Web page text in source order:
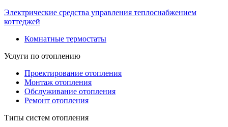
Электрические средства управления теплоснабжением
коттеджей
Комнатные термостаты
Услуги по отоплению
Проектирование отопления
Монтаж отопления
Обслуживание отопления
Ремонт отопления
Типы систем отопления